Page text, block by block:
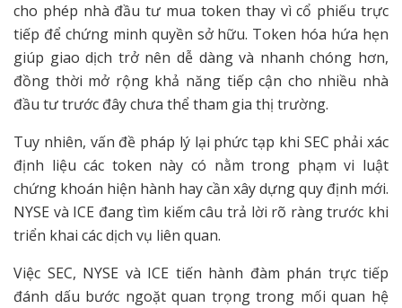
cho phép nhà đầu tư mua token thay vì cổ phiếu trực
tiếp để chứng minh quyền sở hữu. Token hóa hứa hẹn
giúp giao dịch trở nên dễ dàng và nhanh chóng hơn,
đồng thời mở rộng khả năng tiếp cận cho nhiều nhà
đầu tư trước đây chưa thể tham gia thị trường.
Tuy nhiên, vấn đề pháp lý lại phức tạp khi SEC phải xác
định liệu các token này có nằm trong phạm vi luật
chứng khoán hiện hành hay cần xây dựng quy định mới.
NYSE và ICE đang tìm kiếm câu trả lời rõ ràng trước khi
triển khai các dịch vụ liên quan.
Việc SEC, NYSE và ICE tiến hành đàm phán trực tiếp
đánh dấu bước ngoặt quan trọng trong mối quan hệ